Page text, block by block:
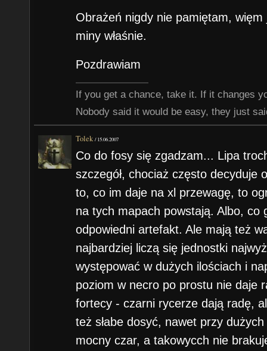
Obrażeń nigdy nie pamiętam,
miny właśnie.
Pozdrawiam
If you get a chance, take it. If it changes
Nobody said it would be easy, they just
Tolek /15.06.2007
Co do fosy się zgadzam... Lipa
szczegół, chociaż często decyduje
to, co im daje na xl przewagę, to
na tych mapach powstają. Albo, co
odpowiedni artefakt. Ale mają też
najbardziej liczą się jednostki
występować w dużych ilościach i
poziom w necro po prostu nie daje
fortecy - czarni rycerze dają radę,
też słabe dosyć, nawet przy
mocny czar, a takowycch nie